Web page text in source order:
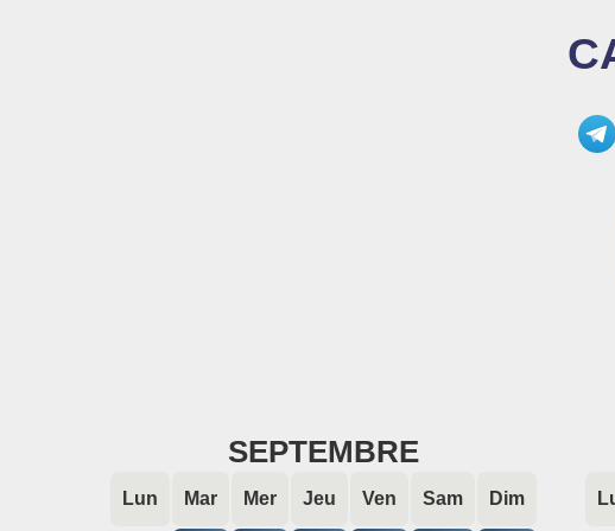
SEPTEMBRE
Lun Mar Mer Jeu Ven Sam Dim